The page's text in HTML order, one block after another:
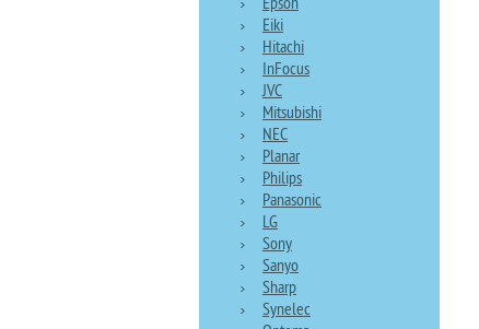
Epson
Eiki
Hitachi
InFocus
JVC
Mitsubishi
NEC
Planar
Philips
Panasonic
LG
Sony
Sanyo
Sharp
Synelec